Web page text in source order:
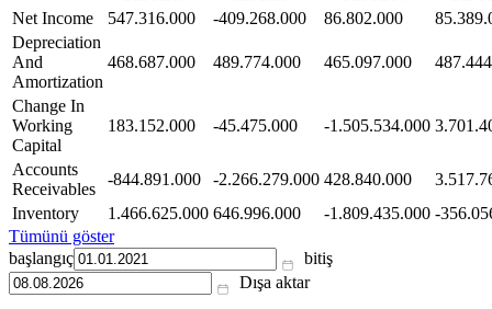
Net Income
547.316.000 -409.268.000 86.802.000
Depreciation
And
Amortization
468.687.000 489.774.000 465.097.000
Change In
Working
Capital
183.152.000 -45.475.000 -1.505.534.000
Accounts
Receivables
-844.891.000 -2.266.279.000 428.840.000
Inventory
1.466.625.000 646.996.000 -1.809.435.000 -
Tümünü göster
başlangıç
bitiş
Dışa aktar